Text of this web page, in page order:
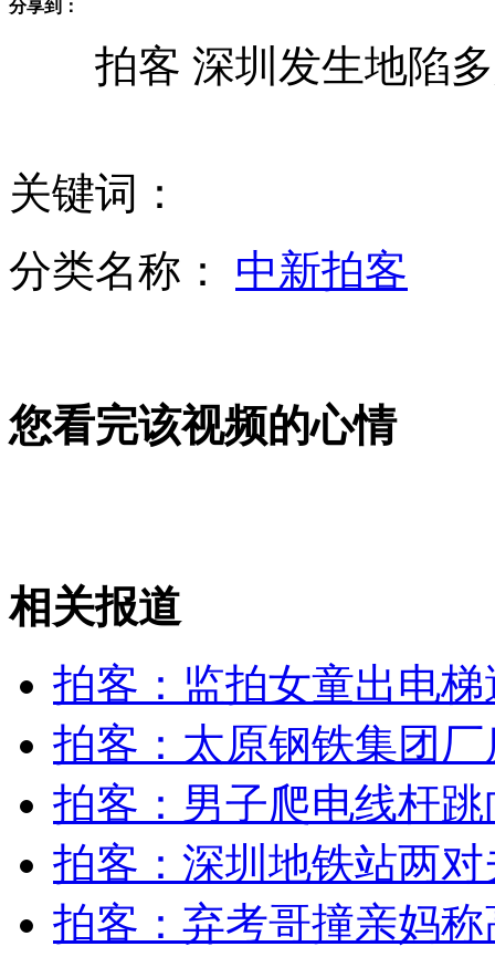
高校毕业生基层就业享哪些优惠？
河北廊坊水污染调查：遍布村外的彩色污水坑
安徽最美消防员：与洪水搏斗 向死神亮剑
山西运城恶犬咬伤多人 警民合力深夜将其击毙
女孩北京地铁殴打老人 痛下狠手拳打脚踢
无痛分娩是否安全 医生回应
外交部：反对强权政治霸凌主义
分享到：
拍客 深圳发生地陷多
关键词：
分类名称： 中新拍客
您看完该视频的心情
相关报道
拍客：监拍女童出电
拍客：太原钢铁集团
拍客：男子爬电线杆
拍客：深圳地铁站两
拍客：弃考哥撞亲妈